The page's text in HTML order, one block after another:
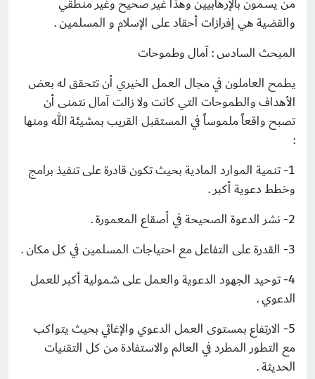
والقضية هي إفرازات أحقاد على الإسلام و المسلمين .
المبحث السادس : آمال وطموحات
يطمح العاملون في مجال العمل الخيري أن تتحقق له بعض
الأهداف والطموحات التي كانت ولا زالت آمال نتمنى أن
تصبح واقعاً ملموساً في المستقبل القريب بمشيئة الله ومنها
:
1- تنمية الموارد المادية بحيث تكون قادرة على تنفيذ برامج
وخطط دعوية أكبر .
2- نشر الدعوة الصحيحة في أصقاع المعمورة .
3- القدرة على التفاعل مع احتياجات المسلمين في كل مكان .
4- توحيد الجهود الدعوية والعمل على شمولية أكبر للعمل
الدعوي .
5- الارتفاع بمستوى العمل الدعوي والإغاثي بحيث يتواكب
مع التطور المطرد في العالم والاستفادة من كل التقنيات
الحديثة .